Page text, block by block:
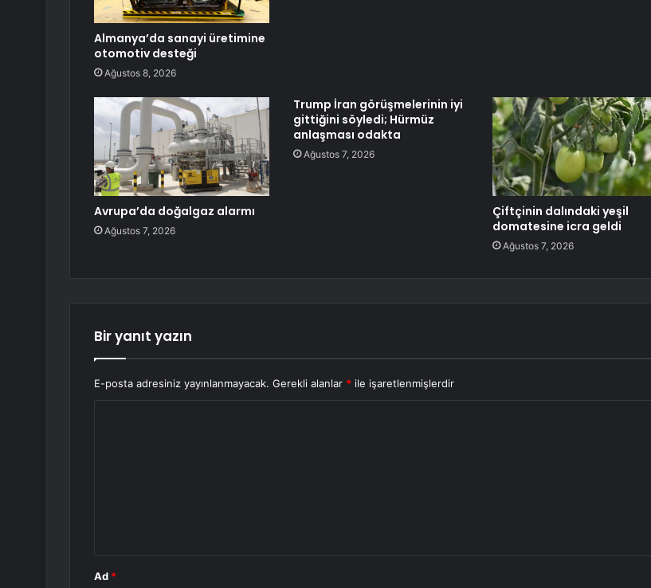
Almanya’da sanayi üretimine
otomotiv desteği
Ağustos 8, 2026
Avrupa’da doğalgaz alarmı
Ağustos 7, 2026
Trump İran görüşmelerinin iyi
gittiğini söyledi; Hürmüz
anlaşması odakta
Ağustos 7, 2026
Çiftçinin dalındaki yeşil
domatesine icra geldi
Ağustos 7, 2026
Bir yanıt yazın
E-posta adresiniz yayınlanmayacak. Gerekli alanlar * ile işaretlenmişlerdir
Ad *